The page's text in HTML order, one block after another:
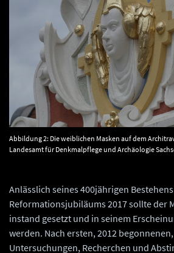
Abbildung 2: Die weiblichen Masken auf dem
Landesamt für Denkmalpflege und Archäologie
Anlässlich seines 400jährigen
Reformationsjubiläums 2017 sollte der
instand gesetzt und in seinem
werden. Nach ersten, 2012
Untersuchungen, Recherchen und